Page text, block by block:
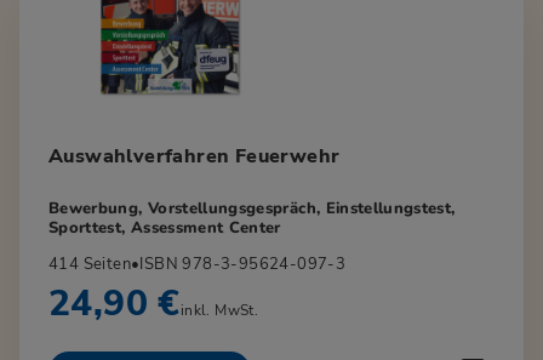
Auswahlverfahren Feuerwehr
Bewerbung, Vorstellungsgespräch, Einstellungstest,
Sporttest, Assessment Center
414 Seiten•ISBN 978-3-95624-097-3
24,90 €inkl. MwSt.